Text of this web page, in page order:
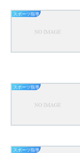
スポーツ指導
スポーツ指導
スポーツ指導